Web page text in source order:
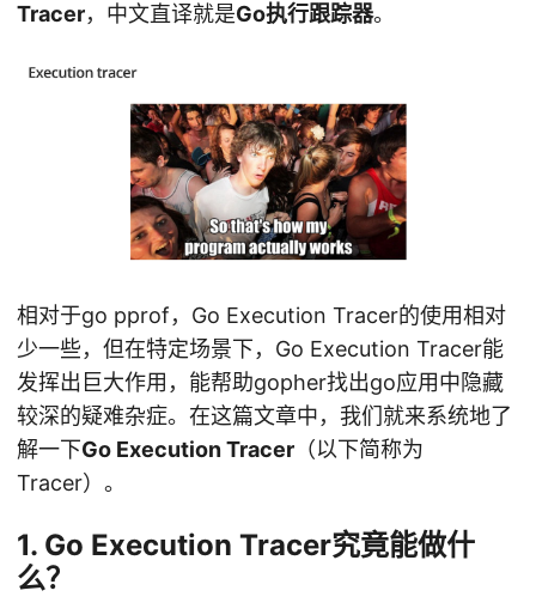
Tracer，中文直译就是Go执行跟踪器。
相对于go pprof，Go Execution Tracer的使用相对
少一些，但在特定场景下，Go Execution Tracer能
发挥出巨大作用，能帮助gopher找出go应用中隐藏
较深的疑难杂症。在这篇文章中，我们就来系统地了
解一下Go Execution Tracer （以下简称为
Tracer）。
1. Go Execution Tracer究竟能做什
么？